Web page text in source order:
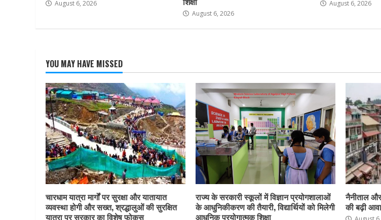
August 6, 2026
August 6, 2026
August 6, 2026
YOU MAY HAVE MISSED
चारधाम यात्रा मार्गों पर सुरक्षा और यातायात
व्यवस्था होगी और सख्त, श्रद्धालुओं की सुरक्षित
यात्रा पर सरकार का विशेष फोकस
राज्य के सरकारी स्कूलों में विज्ञान प्रयोगशालाओं
के आधुनिकीकरण की तैयारी, विद्यार्थियों को मिलेगी
आधुनिक प्रयोगात्मक शिक्षा
नैनीताल
की बढ़ी